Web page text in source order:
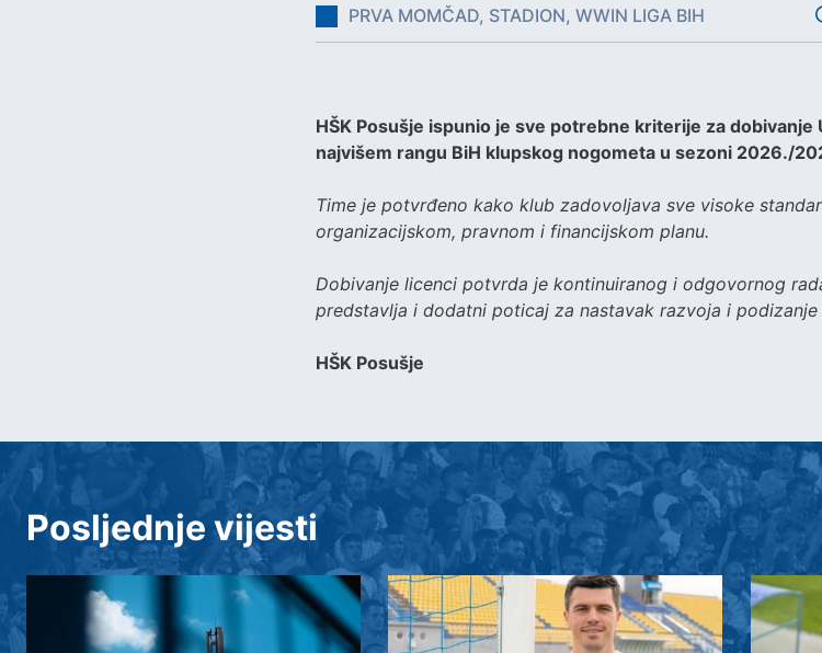
PRVA MOMČAD, STADION, WWIN LIGA BIH
HŠK Posušje ispunio je sve potrebne kriterije za dobivanje
najvišem rangu BiH klupskog nogometa u sezoni 2026./
Time je potvrđeno kako klub zadovoljava sve visoke
organizacijskom, pravnom i financijskom planu.
Dobivanje licenci potvrda je kontinuiranog i odgovornog
predstavlja i dodatni poticaj za nastavak razvoja i podizanje
HŠK Posušje
Posljednje vijesti